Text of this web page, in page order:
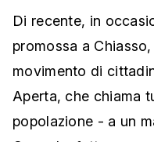
Di recente, in
promossa a
movimento di
Aperta, che chiama
popolazione - a un